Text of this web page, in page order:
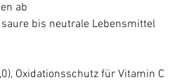
ab
bis neutrale Lebensmittel
Oxidationsschutz für Vitamin C